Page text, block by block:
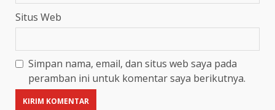
Situs Web
Simpan nama, email, dan situs web saya pada
peramban ini untuk komentar saya berikutnya.